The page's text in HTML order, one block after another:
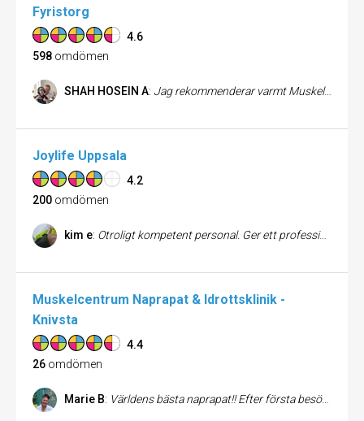
Fyristorg
4.6
598 omdömen
SHAH HOSEIN A: Jag rekommenderar varmt Muskelcentrum! Blev väldigt väl bemött av trevlig personal. Kände mig otroligt trygg med Elias Darvishian och jättenöjd över resultatet!
Joylife Uppsala
4.2
200 omdömen
kim e: Otroligt kompetent personal. Ger ett professionellt intryck. Sätter kunden i fokus och sätter in rätt behandling och träning som passar just dig.
Muskelcentrum Naprapat & Idrottsklinik -
Knivsta
4.4
26 omdömen
Marie B: Världens bästa naprapat!! Efter första besöket har jag fått tron tillbaka om att få hjälp med besvären!!